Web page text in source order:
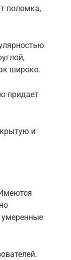
поломка,
широко.
придает
и
умеренные